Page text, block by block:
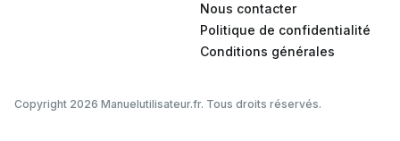
Nous contacter
Politique de confidentialité
Conditions générales
Copyright 2026 Manuelutilisateur.fr. Tous droits réservés.